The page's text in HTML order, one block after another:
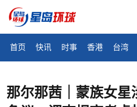
首页 快讯 时事 香港 台湾
那尔那茜｜蒙族女星